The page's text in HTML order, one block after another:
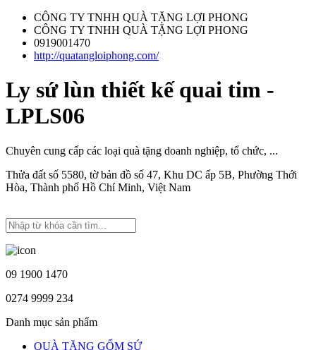
CÔNG TY TNHH QUÀ TẶNG LỢI PHONG
CÔNG TY TNHH QUÀ TẶNG LỢI PHONG
0919001470
http://quatangloiphong.com/
Ly sứ lùn thiết kế quai tim -
LPLS06
Chuyên cung cấp các loại quà tặng doanh nghiệp, tổ chức, ...
Thửa đất số 5580, tờ bản đồ số 47, Khu DC ấp 5B, Phường Thới
Hòa, Thành phố Hồ Chí Minh, Việt Nam
09 1900 1470
0274 9999 234
Danh mục sản phẩm
QUÀ TẶNG GỐM SỨ